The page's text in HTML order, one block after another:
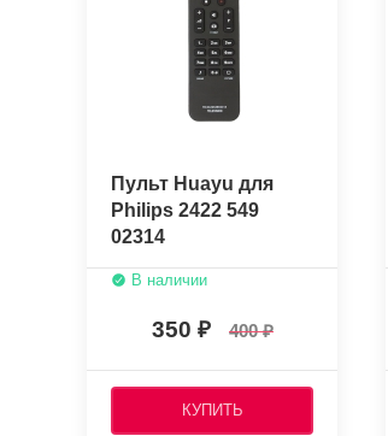
Пульт Huayu для
Philips 2422 549
02314
В наличии
350 400
КУПИТЬ